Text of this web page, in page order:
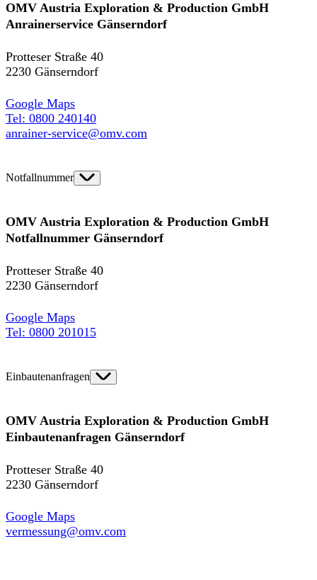
OMV Austria Exploration & Production GmbH
Anrainerservice Gänserndorf
Protteser Straße 40
2230 Gänserndorf
Google Maps
Tel: 0800 240140
anrainer-service@omv.com
Notfallnummer
OMV Austria Exploration & Production GmbH
Notfallnummer Gänserndorf
Protteser Straße 40
2230 Gänserndorf
Google Maps
Tel: 0800 201015
Einbautenanfragen
OMV Austria Exploration & Production GmbH
Einbautenanfragen Gänserndorf
Protteser Straße 40
2230 Gänserndorf
Google Maps
vermessung@omv.com